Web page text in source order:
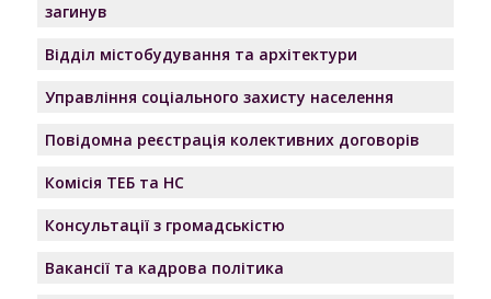
загинув
Відділ містобудування та архітектури
Управління соціального захисту населення
Повідомна реєстрація колективних договорів
Комісія ТЕБ та НС
Консультації з громадськістю
Вакансії та кадрова політика